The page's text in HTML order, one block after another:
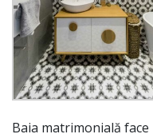
Baia matrimonială